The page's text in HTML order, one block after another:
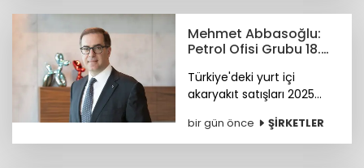
Mehmet Abbasoğlu:
Petrol Ofisi Grubu 18.
Türkiye'deki yurt içi
akaryakıt satışları 2025
yükseldi. Petrol Ofisi
Grubu, yurt içi toplam
bir gün önce ŞİRKETLER